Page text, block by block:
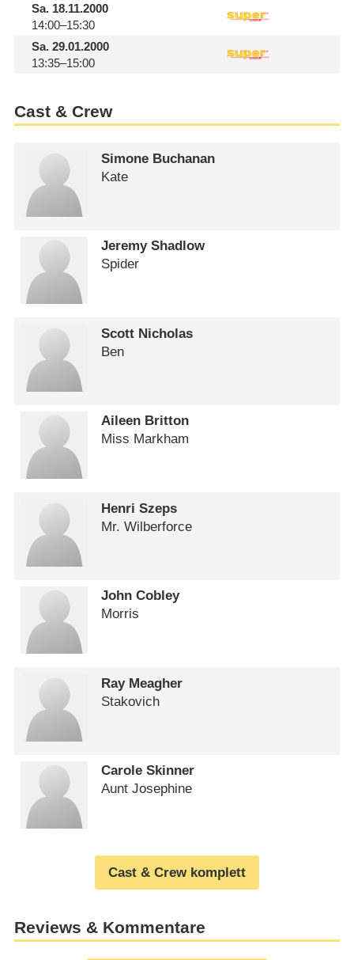
Sa.18.11.2000
14:00–15:30
Sa.29.01.2000
13:35–15:00
Cast & Crew
Simone Buchanan
Kate
Jeremy Shadlow
Spider
Scott Nicholas
Ben
Aileen Britton
Miss Markham
Henri Szeps
Mr. Wilberforce
John Cobley
Morris
Ray Meagher
Stakovich
Carole Skinner
Aunt Josephine
Cast & Crew komplett
Reviews & Kommentare